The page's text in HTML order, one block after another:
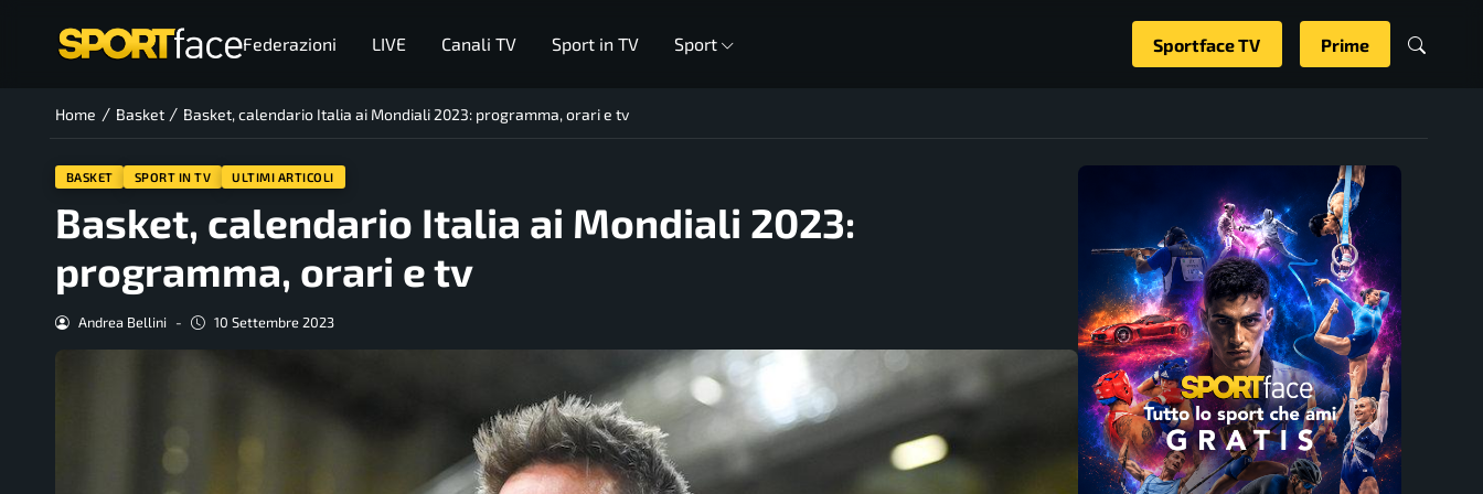
Federazioni LIVE Canali TV Sport in TV Sport Sportface TV Prime
Home / Basket / Basket, calendario Italia ai Mondiali 2023: programma, orari e tv
BASKET SPORT IN TV ULTIMI ARTICOLI
Basket, calendario Italia ai Mondiali 2023:
programma, orari e tv
Andrea Bellini - 10 Settembre 2023